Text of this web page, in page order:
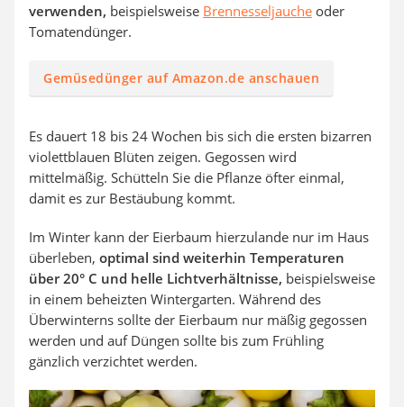
verwenden, beispielsweise Brennesseljauche oder
Tomatendünger.
Gemüsedünger auf Amazon.de anschauen
Es dauert 18 bis 24 Wochen bis sich die ersten bizarren
violettblauen Blüten zeigen. Gegossen wird
mittelmäßig. Schütteln Sie die Pflanze öfter einmal,
damit es zur Bestäubung kommt.
Im Winter kann der Eierbaum hierzulande nur im Haus
überleben, optimal sind weiterhin Temperaturen
über 20° C und helle Lichtverhältnisse, beispielsweise
in einem beheizten Wintergarten. Während des
Überwinterns sollte der Eierbaum nur mäßig gegossen
werden und auf Düngen sollte bis zum Frühling
gänzlich verzichtet werden.